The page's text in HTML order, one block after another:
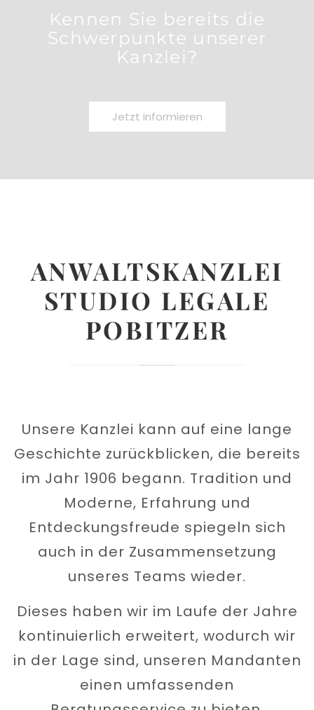
Kennen Sie bereits die
Schwerpunkte unserer
Kanzlei?
Jetzt informieren
ANWALTSKANZLEI
STUDIO LEGALE
POBITZER
Unsere Kanzlei kann auf eine lange
Geschichte zurückblicken, die bereits
im Jahr 1906 begann. Tradition und
Moderne, Erfahrung und
Entdeckungsfreude spiegeln sich
auch in der Zusammensetzung
unseres Teams wieder.
Dieses haben wir im Laufe der Jahre
kontinuierlich erweitert, wodurch wir
in der Lage sind, unseren Mandanten
einen umfassenden